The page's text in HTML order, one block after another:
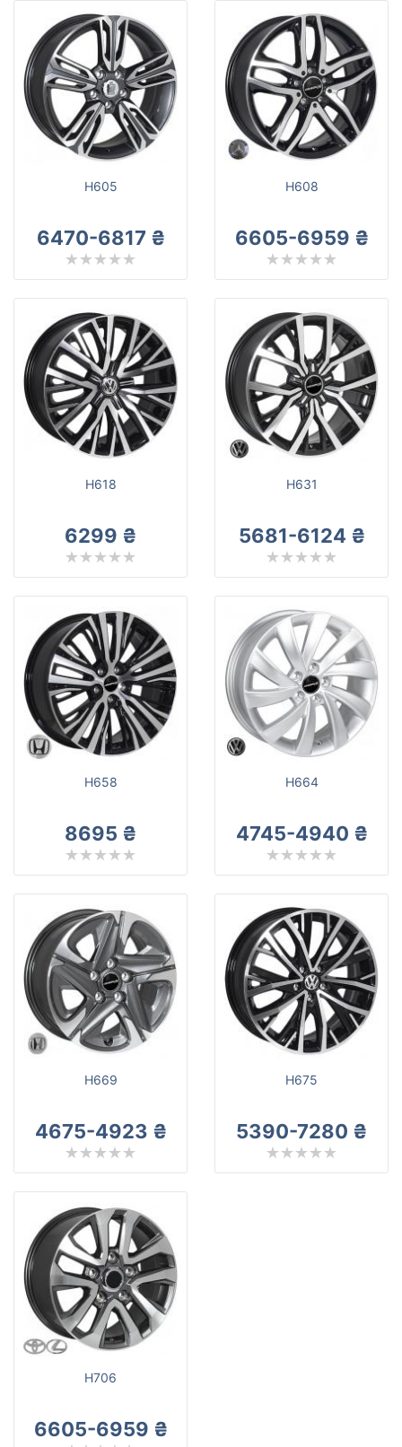
H605
6470-6817 ₴
H608
6605-6959 ₴
H618
6299 ₴
H631
5681-6124 ₴
H658
8695 ₴
H664
4745-4940 ₴
H669
4675-4923 ₴
H675
5390-7280 ₴
H706
6605-6959 ₴